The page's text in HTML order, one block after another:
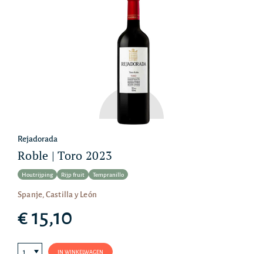
Rejadorada
Roble | Toro 2023
Houtrijping Rijp fruit Tempranillo
Spanje, Castilla y León
€ 15,10
IN WINKELWAGEN